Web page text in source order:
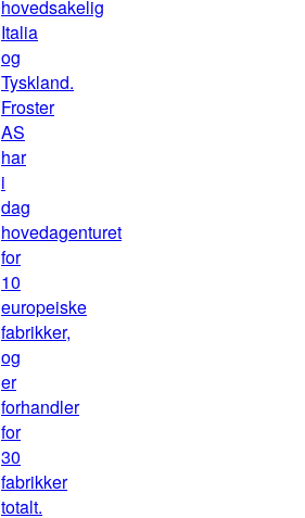
hovedsakelig
Italia
og
Tyskland.
Froster
AS
har
i
dag
hovedagenturet
for
10
europeiske
fabrikker,
og
er
forhandler
for
30
fabrikker
totalt.